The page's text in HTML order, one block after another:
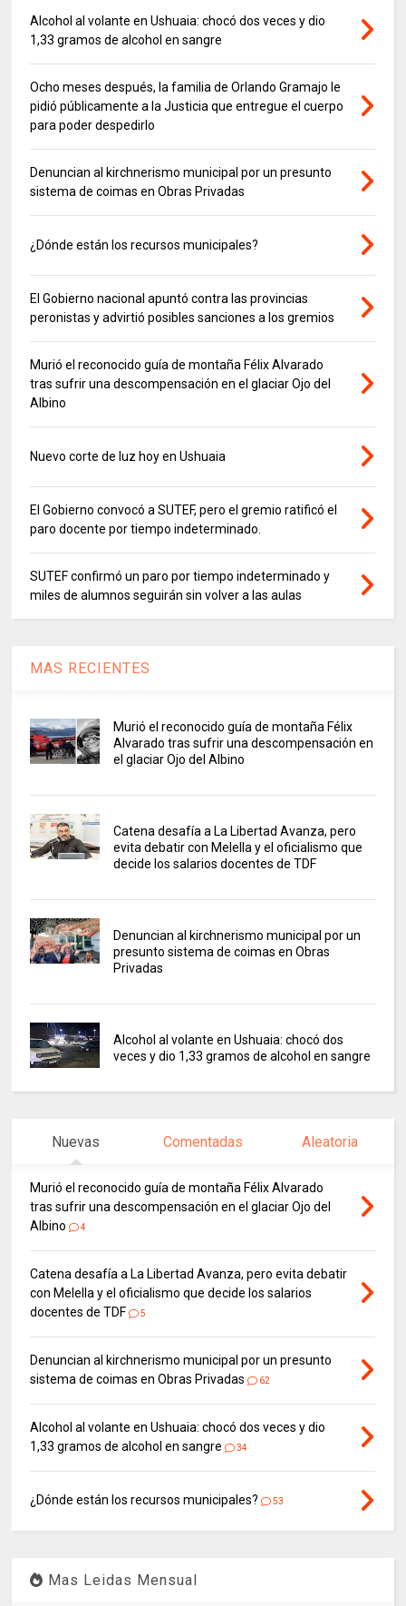
Alcohol al volante en Ushuaia: chocó dos veces y dio
1,33 gramos de alcohol en sangre
Ocho meses después, la familia de Orlando Gramajo le
pidió públicamente a la Justicia que entregue el cuerpo
para poder despedirlo
Denuncian al kirchnerismo municipal por un presunto
sistema de coimas en Obras Privadas
¿Dónde están los recursos municipales?
El Gobierno nacional apuntó contra las provincias
peronistas y advirtió posibles sanciones a los gremios
Murió el reconocido guía de montaña Félix Alvarado
tras sufrir una descompensación en el glaciar Ojo del
Albino
Nuevo corte de luz hoy en Ushuaia
El Gobierno convocó a SUTEF, pero el gremio ratificó el
paro docente por tiempo indeterminado.
SUTEF confirmó un paro por tiempo indeterminado y
miles de alumnos seguirán sin volver a las aulas
MAS RECIENTES
Murió el reconocido guía de montaña Félix
Alvarado tras sufrir una descompensación en
el glaciar Ojo del Albino
Catena desafía a La Libertad Avanza, pero
evita debatir con Melella y el oficialismo que
decide los salarios docentes de TDF
Denuncian al kirchnerismo municipal por un
presunto sistema de coimas en Obras
Privadas
Alcohol al volante en Ushuaia: chocó dos
veces y dio 1,33 gramos de alcohol en sangre
Nuevas Comentadas Aleatoria
Murió el reconocido guía de montaña Félix Alvarado
tras sufrir una descompensación en el glaciar Ojo del
Albino
4
Catena desafía a La Libertad Avanza, pero evita debatir
con Melella y el oficialismo que decide los salarios
docentes de TDF
5
Denuncian al kirchnerismo municipal por un presunto
sistema de coimas en Obras Privadas
62
Alcohol al volante en Ushuaia: chocó dos veces y dio
1,33 gramos de alcohol en sangre
34
¿Dónde están los recursos municipales? 53
Mas Leidas Mensual